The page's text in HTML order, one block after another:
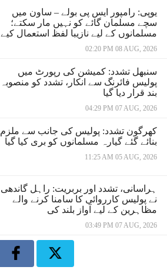
یوپی: رامپور ایس پی بولے – ساون میں
سچے مسلمان گائے کو نہیں مار سکتے؛
مسلمانوں کے لیے نازیبا لفظ استعمال کیے
02:20 PM 08 AUG, 2026
سنبھل تشدد: کمیشن کی رپورٹ میں
پولیس فائرنگ سے انکار، تشدد کو منصوبہ
بند قرار دیا گیا
04:29 PM 07 AUG, 2026
کھرگون تشدد: پولیس کی جانب سے ملزم
بنائے گئے گیارہ مسلمانوں کو بری کیا گیا
11:25 AM 05 AUG, 2026
ہراسانی، تشدد اور بربریت: راہل گاندھی
نے پولیس کارروائی کا سامنا کرنے والے
مظاہرین کے لیے آواز بلند کی
03:49 PM 07 AUG, 2026